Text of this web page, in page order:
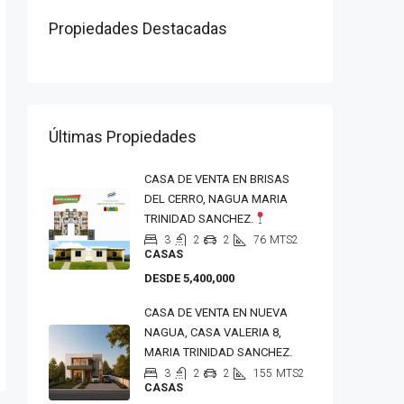
Propiedades Destacadas
Últimas Propiedades
CASA DE VENTA EN BRISAS
DEL CERRO, NAGUA MARIA
TRINIDAD SANCHEZ.
3 2 2 76 MTS2
CASAS
DESDE 5,400,000
CASA DE VENTA EN NUEVA
NAGUA, CASA VALERIA 8,
MARIA TRINIDAD SANCHEZ.
3 2 2 155 MTS2
CASAS